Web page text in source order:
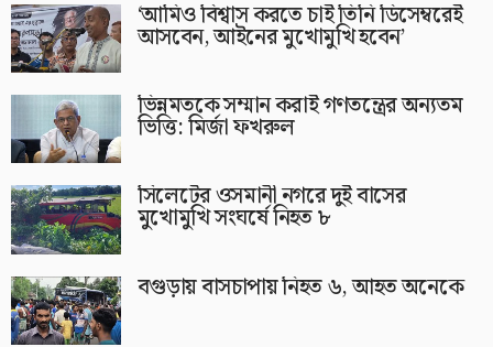
‘আমিও বিশ্বাস করতে চাই তিনি ডিসেম্বরেই
আসবেন, আইনের মুখোমুখি হবেন’
ভিন্নমতকে সম্মান করাই গণতন্ত্রের অন্যতম
ভিত্তি: মির্জা ফখরুল
সিলেটের ওসমানী নগরে দুই বাসের
মুখোমুখি সংঘর্ষে নিহত ৮
বগুড়ায় বাসচাপায় নিহত ৬, আহত অনেকে